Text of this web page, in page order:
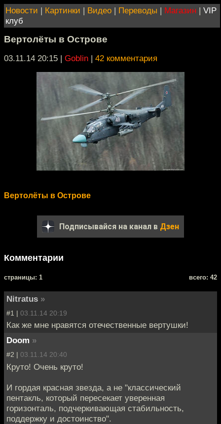
Новости | Картинки | Видео | Переводы | Магазин | VIP
клуб
Вертолёты в Острове
03.11.14 20:15 | Goblin | 42 комментария
Вертолёты в Острове
Подписывайся на канал в Дзен
Комментарии
cтраницы: 1 всего: 42
Nitratus »
#1 | 03.11.14 20:19
Как же мне нравятся отечественные вертушки!
Doom »
#2 | 03.11.14 20:40
Круто! Очень круто!
И гордая красная звезда, а не "классический
пентакль, который пересекает уверенная
горизонталь, подчеркивающая стабильность,
поддержку и достоинство".